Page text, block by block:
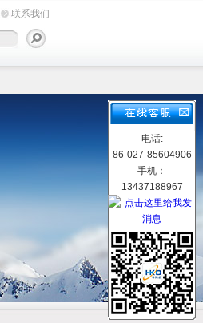
联系我们
电话:
86-027-85604906
手机：
13437188967